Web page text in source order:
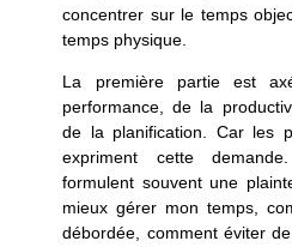
concentrer sur le temps
temps physique.
La première partie est
performance, de la
de la planification. Car les
expriment cette
formulent souvent une
mieux gérer mon temps,
débordée, comment éviter